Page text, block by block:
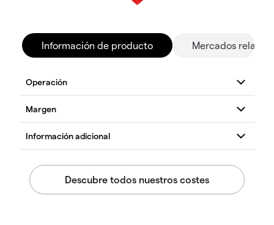
Información de producto Mercados